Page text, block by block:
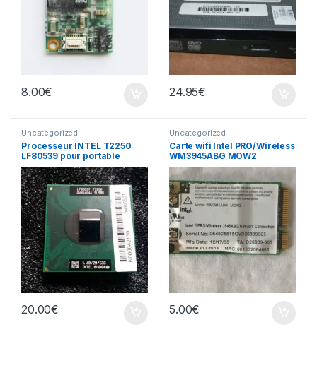
8.00€ 24.95€
Uncategorized
Processeur INTEL T2250
LF80539 pour portable
20.00€
Uncategorized
Carte wifi Intel PRO/Wireless
WM3945ABG MOW2
5.00€